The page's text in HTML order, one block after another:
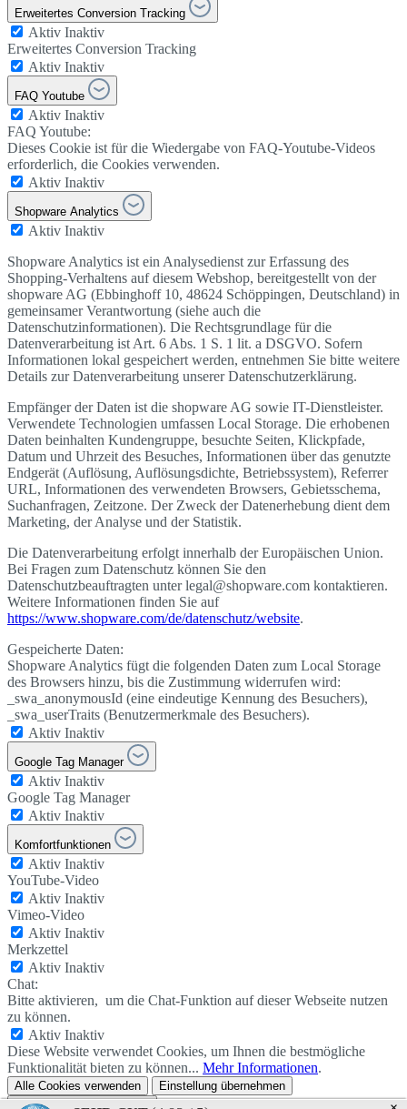
Erweitertes Conversion Tracking
Aktiv Inaktiv
Erweitertes Conversion Tracking
Aktiv Inaktiv
FAQ Youtube
Aktiv Inaktiv
FAQ Youtube:
Dieses Cookie ist für die Wiedergabe von FAQ-Youtube-Videos
erforderlich, die Cookies verwenden.
Aktiv Inaktiv
Shopware Analytics
Aktiv Inaktiv
Shopware Analytics ist ein Analysedienst zur Erfassung des
Shopping-Verhaltens auf diesem Webshop, bereitgestellt von der
shopware AG (Ebbinghoff 10, 48624 Schöppingen, Deutschland) in
gemeinsamer Verantwortung (siehe auch die
Datenschutzinformationen). Die Rechtsgrundlage für die
Datenverarbeitung ist Art. 6 Abs. 1 S. 1 lit. a DSGVO. Sofern
Informationen lokal gespeichert werden, entnehmen Sie bitte weitere
Details zur Datenverarbeitung unserer Datenschutzerklärung.
Empfänger der Daten ist die shopware AG sowie IT-Dienstleister.
Verwendete Technologien umfassen Local Storage. Die erhobenen
Daten beinhalten Kundengruppe, besuchte Seiten, Klickpfade,
Datum und Uhrzeit des Besuches, Informationen über das genutzte
Endgerät (Auflösung, Auflösungsdichte, Betriebssystem), Referrer
URL, Informationen des verwendeten Browsers, Gebietsschema,
Suchanfragen, Zeitzone. Der Zweck der Datenerhebung dient dem
Marketing, der Analyse und der Statistik.
Die Datenverarbeitung erfolgt innerhalb der Europäischen Union.
Bei Fragen zum Datenschutz können Sie den
Datenschutzbeauftragten unter legal@shopware.com kontaktieren.
Weitere Informationen finden Sie auf
https://www.shopware.com/de/datenschutz/website.
Gespeicherte Daten:
Shopware Analytics fügt die folgenden Daten zum Local Storage
des Browsers hinzu, bis die Zustimmung widerrufen wird:
_swa_anonymousId (eine eindeutige Kennung des Besuchers),
_swa_userTraits (Benutzermerkmale des Besuchers).
Aktiv Inaktiv
Google Tag Manager
Aktiv Inaktiv
Google Tag Manager
Aktiv Inaktiv
Komfortfunktionen
Aktiv Inaktiv
YouTube-Video
Aktiv Inaktiv
Vimeo-Video
Aktiv Inaktiv
Merkzettel
Aktiv Inaktiv
Chat:
Bitte aktivieren, um die Chat-Funktion auf dieser Webseite nutzen
zu können.
Aktiv Inaktiv
Diese Website verwendet Cookies, um Ihnen die bestmögliche
Funktionalität bieten zu können... Mehr Informationen.
Alle Cookies verwenden
Einstellung übernehmen
Datenschutzeinstellungen